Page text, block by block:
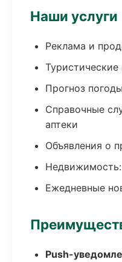
Наши услуги
Реклама и
Прогноз
Справочные
аптеки
Объявления о
Ежедневные
Push-